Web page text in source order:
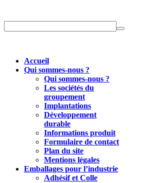
Accueil
Qui sommes-nous ?
Qui sommes-nous ?
Les sociétés du
groupement
Implantations
Développement
durable
Informations produit
Formulaire de contact
Plan du site
Mentions légales
Emballages pour l’industrie
Adhésif et Colle